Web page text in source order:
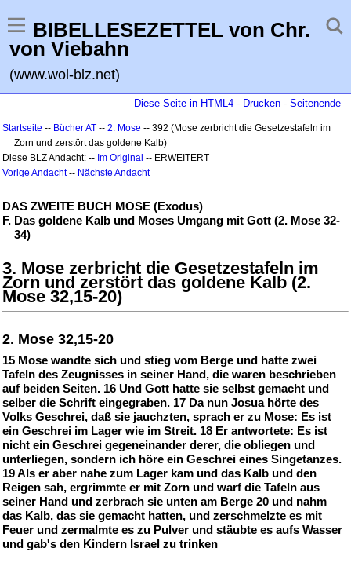
BIBELLESEZETTEL von Chr.
von Viebahn
(www.wol-blz.net)
Diese Seite in HTML4 - Drucken - Seitenende
Startseite -- Bücher AT -- 2. Mose -- 392 (Mose zerbricht die Gesetzestafeln im
Zorn und zerstört das goldene Kalb)
Diese BLZ Andacht: -- Im Original -- ERWEITERT
Vorige Andacht-- Nächste Andacht
DAS ZWEITE BUCH MOSE (Exodus)
F. Das goldene Kalb und Moses Umgang mit Gott (2. Mose 32-
34)
3. Mose zerbricht die Gesetzestafeln im
Zorn und zerstört das goldene Kalb (2.
Mose 32,15-20)
2. Mose 32,15-20
15 Mose wandte sich und stieg vom Berge und hatte zwei
Tafeln des Zeugnisses in seiner Hand, die waren beschrieben
auf beiden Seiten. 16 Und Gott hatte sie selbst gemacht und
selber die Schrift eingegraben. 17 Da nun Josua hörte des
Volks Geschrei, daß sie jauchzten, sprach er zu Mose: Es ist
ein Geschrei im Lager wie im Streit. 18 Er antwortete: Es ist
nicht ein Geschrei gegeneinander derer, die obliegen und
unterliegen, sondern ich höre ein Geschrei eines Singetanzes.
19 Als er aber nahe zum Lager kam und das Kalb und den
Reigen sah, ergrimmte er mit Zorn und warf die Tafeln aus
seiner Hand und zerbrach sie unten am Berge 20 und nahm
das Kalb, das sie gemacht hatten, und zerschmelzte es mit
Feuer und zermalmte es zu Pulver und stäubte es aufs Wasser
und gab's den Kindern Israel zu trinken